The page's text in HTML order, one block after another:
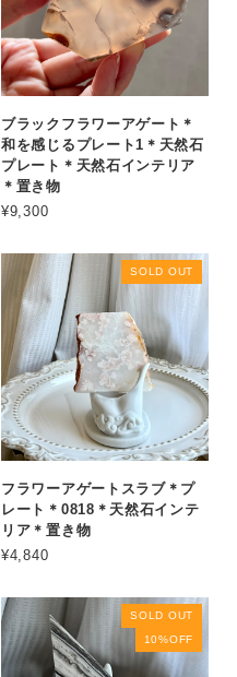
ブラックフラワーアゲート＊
和を感じるプレート1＊天然石
プレート＊天然石インテリア
＊置き物
¥9,300
SOLD OUT
フラワーアゲートスラブ＊プ
レート＊0818＊天然石インテ
リア＊置き物
¥4,840
SOLD OUT
10%OFF